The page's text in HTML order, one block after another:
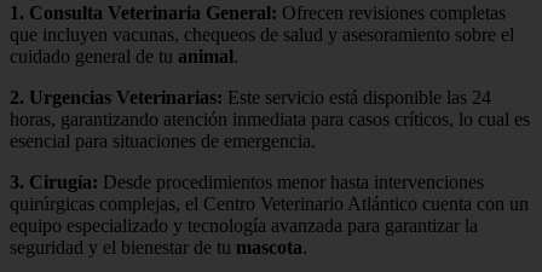
1. Consulta Veterinaria General: Ofrecen revisiones completas
que incluyen vacunas, chequeos de salud y asesoramiento sobre el
cuidado general de tu animal.
2. Urgencias Veterinarias: Este servicio está disponible las 24
horas, garantizando atención inmediata para casos críticos, lo cual es
esencial para situaciones de emergencia.
3. Cirugía: Desde procedimientos menor hasta intervenciones
quirúrgicas complejas, el Centro Veterinario Atlántico cuenta con un
equipo especializado y tecnología avanzada para garantizar la
seguridad y el bienestar de tu mascota.